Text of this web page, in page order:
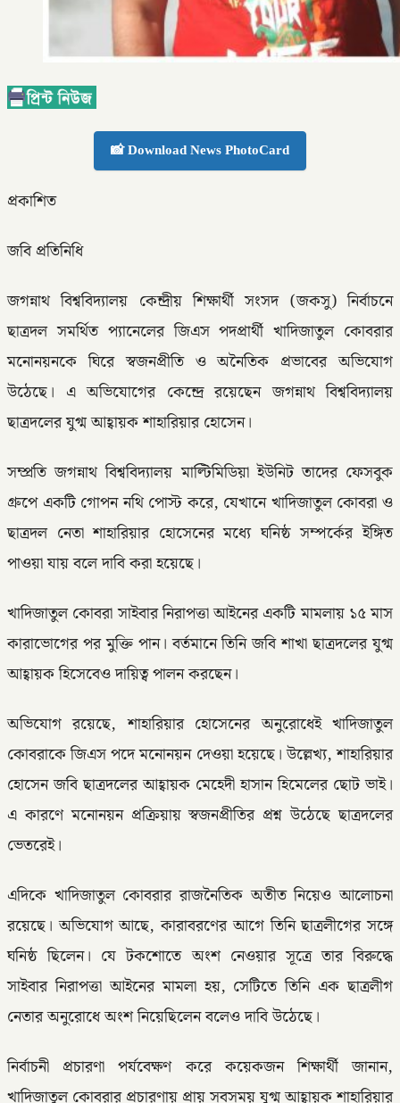
📸 Download News PhotoCard
প্রকাশিত
জবি প্রতিনিধি
জগন্নাথ বিশ্ববিদ্যালয় কেন্দ্রীয় শিক্ষার্থী সংসদ (জকসু) নির্বাচনে
ছাত্রদল সমর্থিত প্যানেলের জিএস পদপ্রার্থী খাদিজাতুল কোবরার
মনোনয়নকে ঘিরে স্বজনপ্রীতি ও অনৈতিক প্রভাবের অভিযোগ
উঠেছে। এ অভিযোগের কেন্দ্রে রয়েছেন জগন্নাথ বিশ্ববিদ্যালয়
ছাত্রদলের যুগ্ম আহ্বায়ক শাহারিয়ার হোসেন।
সম্প্রতি জগন্নাথ বিশ্ববিদ্যালয় মাল্টিমিডিয়া ইউনিট তাদের ফেসবুক
গ্রুপে একটি গোপন নথি পোস্ট করে, যেখানে খাদিজাতুল কোবরা ও
ছাত্রদল নেতা শাহারিয়ার হোসেনের মধ্যে ঘনিষ্ঠ সম্পর্কের ইঙ্গিত
পাওয়া যায় বলে দাবি করা হয়েছে।
খাদিজাতুল কোবরা সাইবার নিরাপত্তা আইনের একটি মামলায় ১৫ মাস
কারাভোগের পর মুক্তি পান। বর্তমানে তিনি জবি শাখা ছাত্রদলের যুগ্ম
আহ্বায়ক হিসেবেও দায়িত্ব পালন করছেন।
অভিযোগ রয়েছে, শাহারিয়ার হোসেনের অনুরোধেই খাদিজাতুল
কোবরাকে জিএস পদে মনোনয়ন দেওয়া হয়েছে। উল্লেখ্য, শাহারিয়ার
হোসেন জবি ছাত্রদলের আহ্বায়ক মেহেদী হাসান হিমেলের ছোট ভাই।
এ কারণে মনোনয়ন প্রক্রিয়ায় স্বজনপ্রীতির প্রশ্ন উঠেছে ছাত্রদলের
ভেতরেই।
এদিকে খাদিজাতুল কোবরার রাজনৈতিক অতীত নিয়েও আলোচনা
রয়েছে। অভিযোগ আছে, কারাবরণের আগে তিনি ছাত্রলীগের সঙ্গে
ঘনিষ্ঠ ছিলেন। যে টকশোতে অংশ নেওয়ার সূত্রে তার বিরুদ্ধে
সাইবার নিরাপত্তা আইনের মামলা হয়, সেটিতে তিনি এক ছাত্রলীগ
নেতার অনুরোধে অংশ নিয়েছিলেন বলেও দাবি উঠেছে।
নির্বাচনী প্রচারণা পর্যবেক্ষণ করে কয়েকজন শিক্ষার্থী জানান,
খাদিজাতুল কোবরার প্রচারণায় প্রায় সবসময় যুগ্ম আহ্বায়ক শাহারিয়ার